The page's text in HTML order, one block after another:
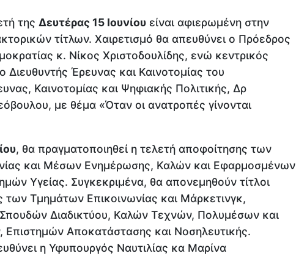
της Δευτέρας 15 Ιουνίου είναι αφιερωμένη στην
τίτλων. Χαιρετισμό θα απευθύνει ο Πρόεδρος
κ. Νίκος Χριστοδουλίδης, ενώ κεντρικός
Διευθυντής Έρευνας και Καινοτομίας του
Καινοτομίας και Ψηφιακής Πολιτικής, Δρ
με θέμα «Όταν οι ανατροπές γίνονται
, θα πραγματοποιηθεί η τελετή αποφοίτησης των
και Μέσων Ενημέρωσης, Καλών και Εφαρμοσμένων
Υγείας. Συγκεκριμένα, θα απονεμηθούν τίτλοι
των Τμημάτων Επικοινωνίας και Μάρκετινγκ,
Σπουδών Διαδικτύου, Καλών Τεχνών, Πολυμέσων και
Αποκατάστασης και Νοσηλευτικής.
η Υφυπουργός Ναυτιλίας κα Μαρίνα